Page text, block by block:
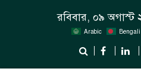
রবিবার, ০৯
Arabic Bengali